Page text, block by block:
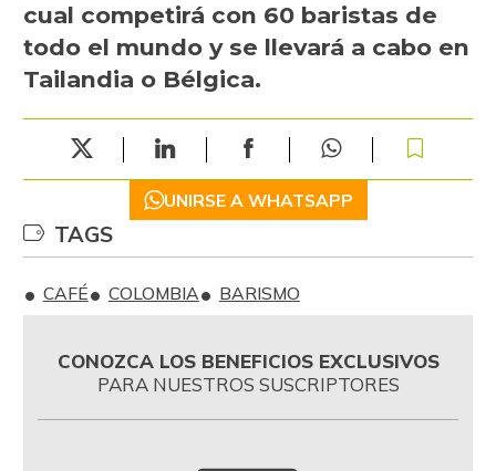
cual competirá con 60 baristas de
todo el mundo y se llevará a cabo en
Tailandia o Bélgica.
UNIRSE A WHATSAPP
TAGS
CAFÉ COLOMBIA BARISMO
CONOZCA LOS BENEFICIOS EXCLUSIVOS
PARA NUESTROS SUSCRIPTORES